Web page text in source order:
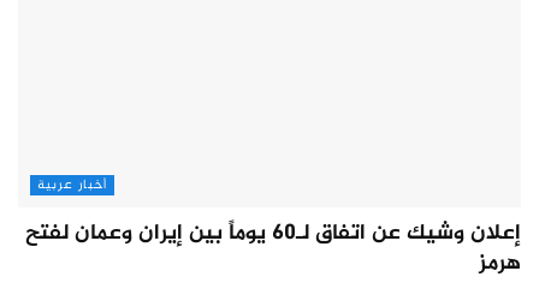
أخبار عربية
إعلان وشيك عن اتفاق لـ60 يوماً بين إيران وعمان لفتح
هرمز